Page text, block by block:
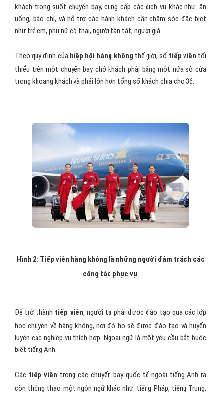
khách trong suốt chuyến bay, cung cấp các dịch vụ khác như: ăn
uống, báo chí, và hỗ trợ các hành khách cần chăm sóc đặc biệt
như trẻ em, phụ nữ có thai, người tàn tật, người già.
Theo quy định của hiệp hội hàng không thế giới, số tiếp viên tối
thiểu trên một chuyến bay chở khách phải bằng một nửa số cửa
trong khoang khách và phải lớn hơn tổng số khách chia cho 36.
Hình 2: Tiếp viên hàng không là những người đảm trách các
công tác phục vụ
Để trở thành tiếp viên, người ta phải được đào tạo qua các lớp
học chuyên về hàng không, nơi đó họ sẽ được đào tạo và huyến
luyện các nghiệp vụ thích hợp. Ngoại ngữ là một yêu cầu bắt buộc
biết tiếng Anh.
Các tiếp viên trong các chuyến bay quốc tế ngoài tiếng Anh ra
còn thông thạo một ngôn ngữ khác như: tiếng Pháp, tiếng Trung,